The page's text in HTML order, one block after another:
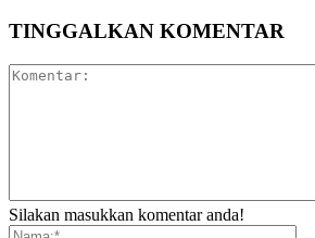
TINGGALKAN KOMENTAR
Silakan masukkan komentar anda!